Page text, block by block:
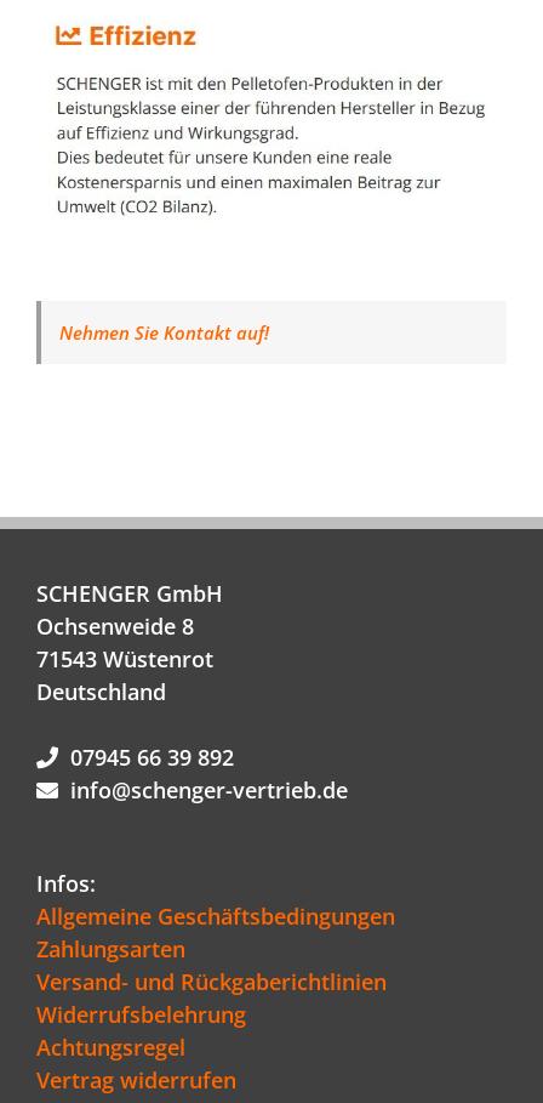
Nehmen Sie Kontakt auf!
SCHENGER GmbH
Ochsenweide 8
71543 Wüstenrot
Deutschland
07945 66 39 892
info@schenger-vertrieb.de
Infos:
Allgemeine Geschäftsbedingungen
Zahlungsarten
Versand- und Rückgaberichtlinien
Widerrufsbelehrung
Achtungsregel
Vertrag widerrufen